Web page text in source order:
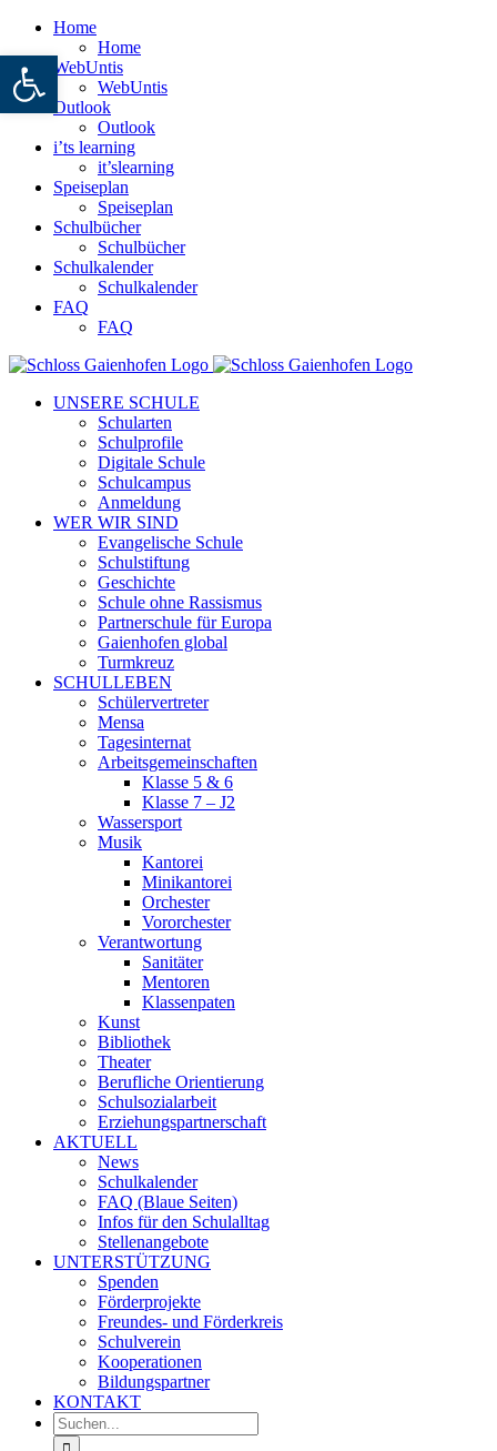
Zum
springen
Home
Home
WebUntis
WebUntis
Outlook
Outlook
i’ts learning
it’slearning
Speiseplan
Speiseplan
Schulbücher
Schulbücher
Schulkalender
Schulkalender
FAQ
FAQ
Facebook
Instagram
UNSERE SCHULE
Schularten
Schulprofile
Digitale Schule
Schulcampus
Anmeldung
WER WIR SIND
Evangelische Schule
Schulstiftung
Geschichte
Schule ohne Rassismus
Partnerschule für Europa
Gaienhofen global
Turmkreuz
SCHULLEBEN
Schülervertreter
Mensa
Tagesinternat
Arbeitsgemeinschaften
Klasse 5 & 6
Klasse 7 – J2
Wassersport
Musik
Kantorei
Minikantorei
Orchester
Vororchester
Verantwortung
Sanitäter
Mentoren
Klassenpaten
Kunst
Bibliothek
Theater
Berufliche Orientierung
Schulsozialarbeit
Erziehungspartnerschaft
AKTUELL
News
Schulkalender
FAQ (Blaue Seiten)
Infos für den Schulalltag
Stellenangebote
UNTERSTÜTZUNG
Spenden
Förderprojekte
Freundes- und Förderkreis
Schulverein
Kooperationen
Bildungspartner
KONTAKT
Suche
nach:
Werkzeugleiste öffnen